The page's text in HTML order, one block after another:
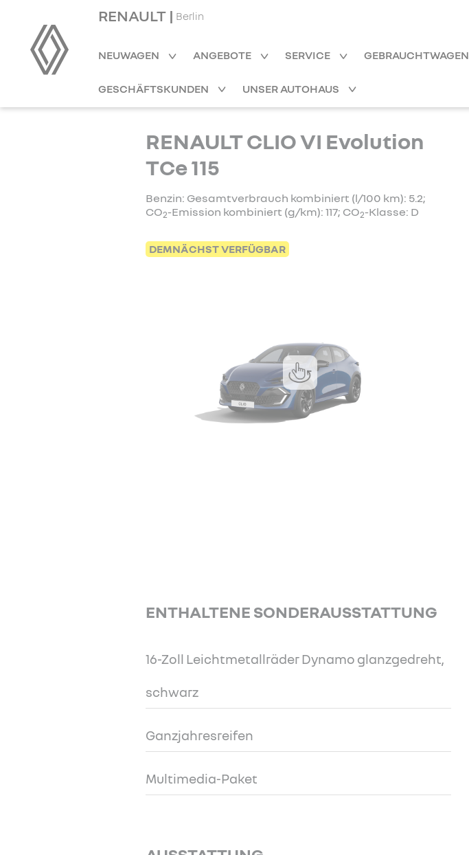
RENAULT | Berlin
NEUWAGEN ANGEBOTE SERVICE GEBRAUCHTWAGEN
GESCHÄFTSKUNDEN UNSER AUTOHAUS
RENAULT CLIO VI Evolution
TCe 115
Benzin: Gesamtverbrauch kombiniert (l/100 km): 5.2;
CO2-Emission kombiniert (g/km): 117; CO2-Klasse: D
DEMNÄCHST VERFÜGBAR
ENTHALTENE SONDERAUSSTATTUNG
16-Zoll Leichtmetallräder Dynamo glanzgedreht,
schwarz
Ganzjahresreifen
Multimedia-Paket